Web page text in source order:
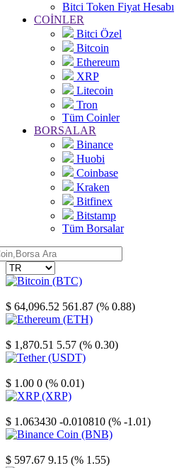
Bitci Token Fiyat Hesabı
COİNLER
Bitci Özel
Bitcoin
Ethereum
XRP
Litecoin
Tron
Tüm Coinler
BORSALAR
Binance
Huobi
Coinbase
Kraken
Bitfinex
Bitstamp
Tüm Borsalar
$ 64,096.52 561.87 (% 0.88)
$ 1,870.51 5.57 (% 0.30)
$ 1.00 0 (% 0.01)
$ 1.063430 -0.010810 (% -1.01)
$ 597.67 9.15 (% 1.55)